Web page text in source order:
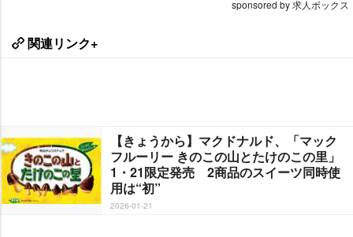
sponsored by 求人ボックス
関連リンク+
【きょうから】マクドナルド、「マック
フルーリー きのこの山とたけのこの里」
1・21限定発売 2商品のスイーツ同時使
用は“初”
2026-01-21